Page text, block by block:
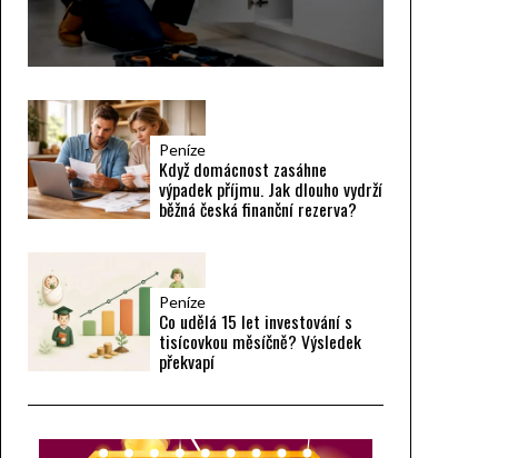
Peníze
Když domácnost zasáhne
výpadek příjmu. Jak dlouho vydrží
běžná česká finanční rezerva?
Peníze
Co udělá 15 let investování s
tisícovkou měsíčně? Výsledek
překvapí